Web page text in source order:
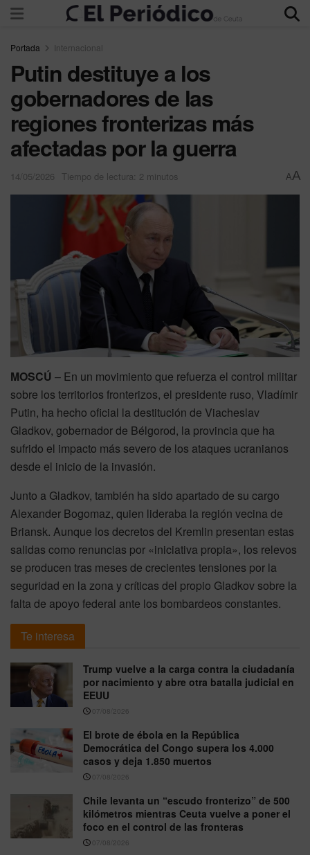
Portada Internacional
Putin destituye a los
gobernadores de las
regiones fronterizas más
afectadas por la guerra
14/05/2026 Tiempo de lectura: 2 minutos AA
MOSCÚ – En un movimiento que refuerza el control militar
sobre los territorios fronterizos, el presidente ruso, Vladímir
Putin, ha hecho oficial la destitución de Viacheslav
Gladkov, gobernador de Bélgorod, la provincia que ha
sufrido el impacto más severo de los ataques ucranianos
desde el inicio de la invasión.
Junto a Gladkov, también ha sido apartado de su cargo
Alexander Bogomaz, quien lideraba la región vecina de
Briansk. Aunque los decretos del Kremlin presentan estas
salidas como renuncias por «iniciativa propia», los relevos
se producen tras meses de crecientes tensiones por la
seguridad en la zona y críticas del propio Gladkov sobre la
falta de apoyo federal ante los bombardeos constantes.
Te interesa
Trump vuelve a la carga contra la ciudadanía
por nacimiento y abre otra batalla judicial en
EEUU
07/08/2026
El brote de ébola en la República
Democrática del Congo supera los 4.000
casos y deja 1.850 muertos
07/08/2026
Chile levanta un “escudo fronterizo” de 500
kilómetros mientras Ceuta vuelve a poner el
foco en el control de las fronteras
07/08/2026